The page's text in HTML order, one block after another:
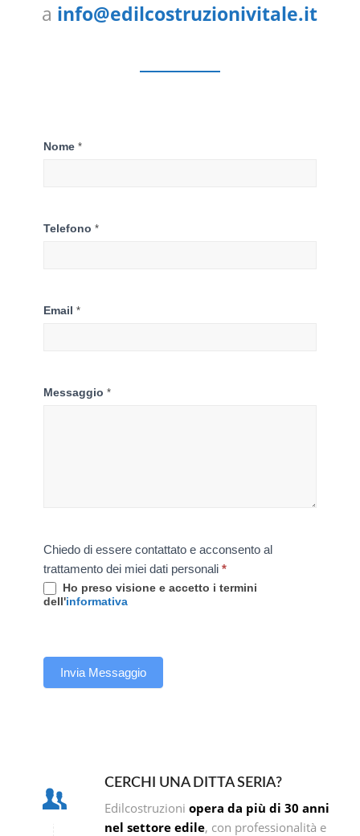
a info@edilcostruzionivitale.it
Contattaci
Nome *
Telefono *
Email *
Messaggio *
Chiedo di essere contattato e acconsento al
trattamento dei miei dati personali *
Ho preso visione e accetto i termini
dell'informativa
Invia Messaggio
CERCHI UNA DITTA SERIA?
Edilcostruzioni opera da più di 30 anni
nel settore edile, con professionalità e